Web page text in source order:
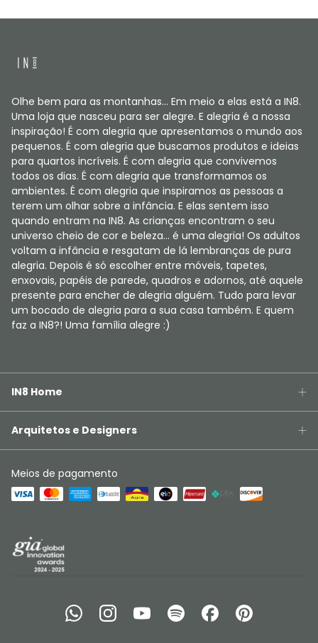
Olhe bem para as montanhas... Em meio a elas está a IN8.
Uma loja que nasceu para ser alegre. E alegria é a nossa
inspiração! É com alegria que apresentamos o mundo aos
pequenos. É com alegria que buscamos produtos e ideias
para quartos incríveis. É com alegria que convivemos
todos os dias. É com alegria que transformamos os
ambientes. É com alegria que inspiramos as pessoas a
terem um olhar sobre a infância. E elas sentem isso
quando entram na IN8. As crianças encontram o seu
universo cheio de cor e beleza... é uma alegria! Os adultos
voltam a infância e resgatam de lá lembranças de pura
alegria. Depois é só escolher entre móveis, tapetes,
enxovais, papéis de parede, quadros e adornos, até aquele
presente para encher de alegria alguém. Tudo para levar
um bocado de alegria para a sua casa também. E quem
faz a IN8?! Uma família alegre :)
IN8 Home
Arquitetos e Designers
Meios de pagamento